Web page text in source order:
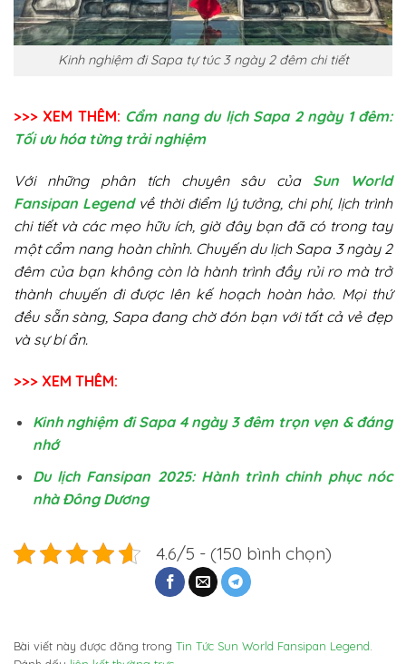
Kinh nghiệm đi Sapa tự túc 3 ngày 2 đêm chi tiết
>>> XEM THÊM: Cẩm nang du lịch Sapa 2 ngày 1 đêm:
Tối ưu hóa từng trải nghiệm
Với những phân tích chuyên sâu của Sun World
Fansipan Legendvề thời điểm lý tưởng, chi phí, lịch trình
chi tiết và các mẹo hữu ích, giờ đây bạn đã có trong tay
một cẩm nang hoàn chỉnh. Chuyến du lịch Sapa 3 ngày 2
đêm của bạn không còn là hành trình đầy rủi ro mà trở
thành chuyến đi được lên kế hoạch hoàn hảo. Mọi thứ
đều sẵn sàng, Sapa đang chờ đón bạn với tất cả vẻ đẹp
và sự bí ẩn.
>>> XEM THÊM:
Kinh nghiệm đi Sapa 4 ngày 3 đêm trọn vẹn & đáng
nhớ
Du lịch Fansipan 2025: Hành trình chinh phục nóc
nhà Đông Dương
4.6/5 - (150 bình chọn)
Bài viết này được đăng trong Tin Tức Sun World Fansipan Legend